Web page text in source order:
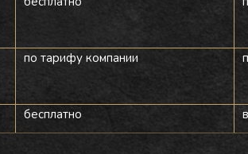
по тарифу компании
бесплатно